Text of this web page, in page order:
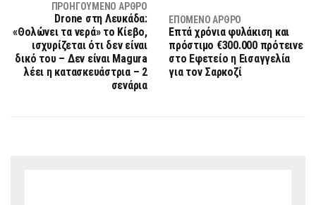
ΠΡΟΗΓΟΎΜΕΝΟ ΆΡΘΡΟ
Drone στη Λευκάδα:
«Θολώνει τα νερά» το Κίεβο,
ισχυρίζεται ότι δεν είναι
δικό του – Δεν είναι Magura
λέει η κατασκευάστρια – 2
σενάρια
ΕΠΌΜΕΝΟ ΆΡΘΡΟ
Επτά χρόνια φυλάκιση και
πρόστιμο €300.000 πρότεινε
στο Εφετείο η Εισαγγελία
για τον Σαρκοζί